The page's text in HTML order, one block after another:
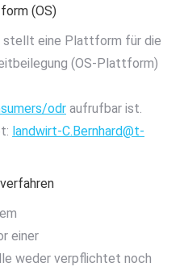
(OS)
stellt eine Plattform für die
(OS-Plattform)
odr aufrufbar ist.
landwirt-C.Bernhard@t-
einer
weder verpflichtet noch